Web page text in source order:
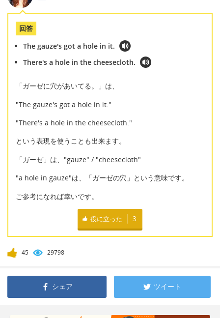
回答
The gauze's got a hole in it.
There's a hole in the cheesecloth.
「ガーゼに穴があいてる。」は、
"The gauze's got a hole in it."
"There's a hole in the cheesecloth."
という表現を使うことも出来ます。
「ガーゼ」は、"gauze" / "cheesecloth"
"a hole in gauze"は、「ガーゼの穴」という意味です。
ご参考になれば幸いです。
役に立った 3
45 29798
シェア ツイート